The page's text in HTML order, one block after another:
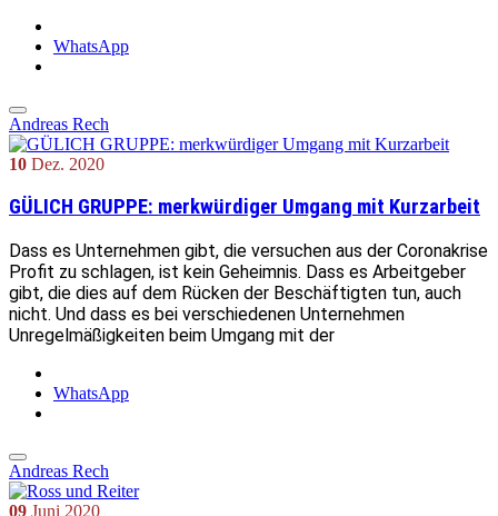
WhatsApp
Andreas Rech
10 Dez. 2020
GÜLICH GRUPPE: merkwürdiger Umgang mit Kurzarbeit
Dass es Unternehmen gibt, die versuchen aus der Coronakrise
Profit zu schlagen, ist kein Geheimnis. Dass es Arbeitgeber
gibt, die dies auf dem Rücken der Beschäftigten tun, auch
nicht. Und dass es bei verschiedenen Unternehmen
Unregelmäßigkeiten beim Umgang mit der
WhatsApp
Andreas Rech
09 Juni 2020